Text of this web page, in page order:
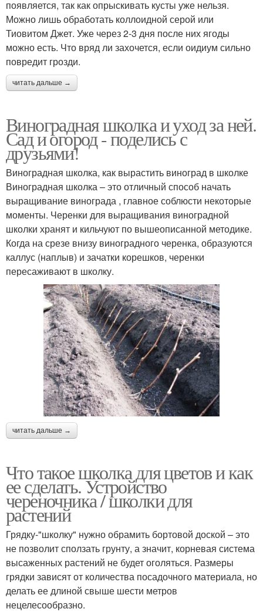
появляется, так как опрыскивать кусты уже нельзя.
Можно лишь обработать коллоидной серой или
Тиовитом Джет. Уже через 2-3 дня после них ягоды
можно есть. Что вряд ли захочется, если оидиум сильно
повредит грозди.
читать дальше →
Виноградная школка и уход за ней.
Сад и огород - поделись с
друзьями!
Виноградная школка, как вырастить виноград в школке
Виноградная школка – это отличный способ начать
выращивание винограда , главное соблюсти некоторые
моменты. Черенки для выращивания виноградной
школки хранят и кильчуют по вышеописанной методике.
Когда на срезе внизу виноградного черенка, образуются
каллус (наплыв) и зачатки корешков, черенки
пересаживают в школку.
читать дальше →
Что такое школка для цветов и как
ее сделать. Устройство
череночника / школки для
растений
Грядку-"школку" нужно обрамить бортовой доской – это
не позволит сползать грунту, а значит, корневая система
высаженных растений не будет оголяться. Размеры
грядки зависят от количества посадочного материала, но
делать ее длиной свыше шести метров
нецелесообразно.